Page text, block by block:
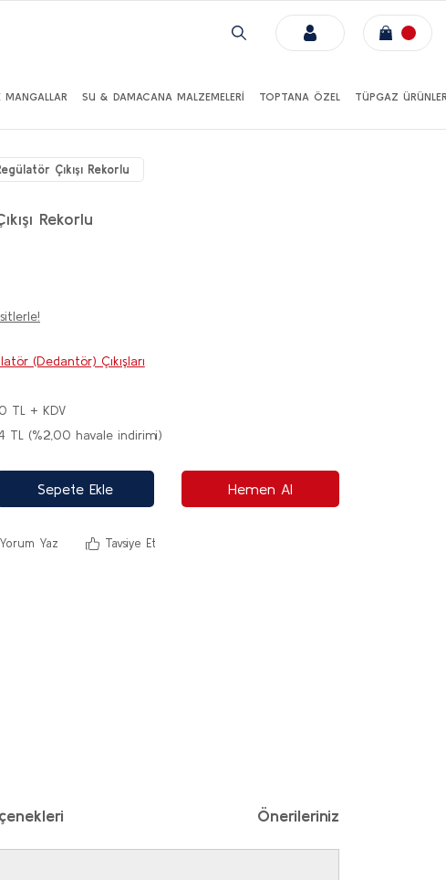
MANGALLAR SU & DAMACANA MALZEMELERİ TOPTANA ÖZEL TÜPGAZ
Çıkışı Rekorlu
Rekorlu
(Dedantör) Çıkışları
TL + KDV
TL (%2,00 havale indirimi)
Sepete Ekle Hemen Al
Yorum Yaz Tavsiye Et
Önerileriniz